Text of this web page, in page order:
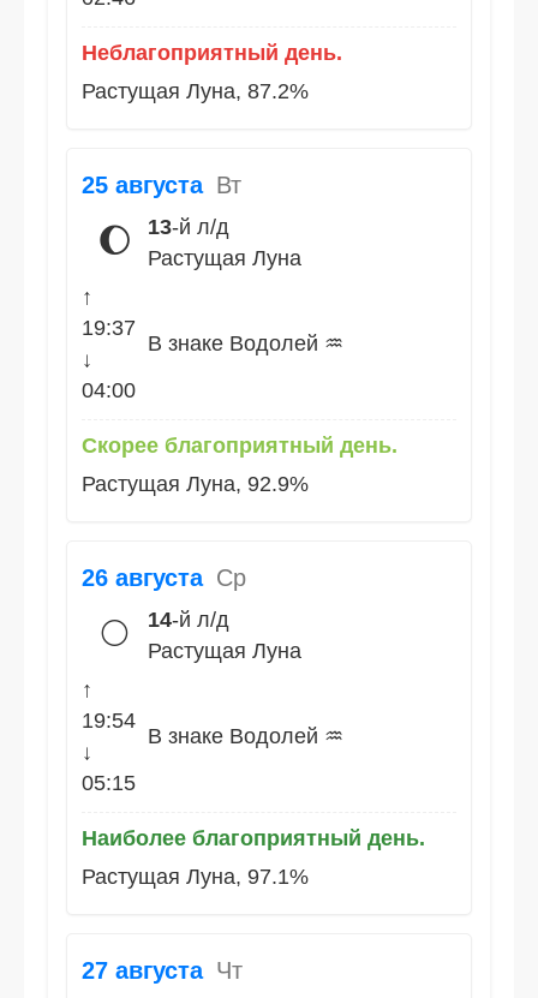
Неблагоприятный день.
Растущая Луна, 87.2%
25 августа Вт
🌔 13-й л/д
Растущая Луна
↑
19:37
↓
04:00
В знаке Водолей ♒
Скорее благоприятный день.
Растущая Луна, 92.9%
26 августа Ср
🌕 14-й л/д
Растущая Луна
↑
19:54
↓
05:15
В знаке Водолей ♒
Наиболее благоприятный день.
Растущая Луна, 97.1%
27 августа Чт